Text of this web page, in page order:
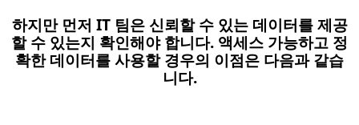
하지만 먼저 IT 팀은 신뢰할 수 있는 데이터를 제공
할 수 있는지 확인해야 합니다. 액세스 가능하고 정
확한 데이터를 사용할 경우의 이점은 다음과 같습
니다.